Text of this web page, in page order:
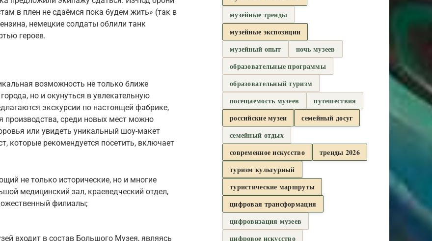
в плен не сдаёмся пока будем жить» (так в
немецкие солдаты облили танк
героев.
возможность не только ближе
но и окунуться в увлекательную
экскурсии по настоящей фабрике,
производства, среди новых мест можно
или увидеть уникальный шоу-макет
которые рекомендуется посетить, включает
не только исторические, но и многие
медицинский зал, краеведческий отдел,
филиалы;
входит в состав Большого Музея, являясь
музейные тренды
музейные экспозиции
музейный опыт
ночь музеев
образовательные программы
образовательный туризм
посещаемость музеев
путешествия
российские музеи
семейный досуг
семейный отдых
современное искусство
тренды 2026
туризм культурный
туристические маршруты
цифровая трансформация
цифровизация музеев
цифровое искусство